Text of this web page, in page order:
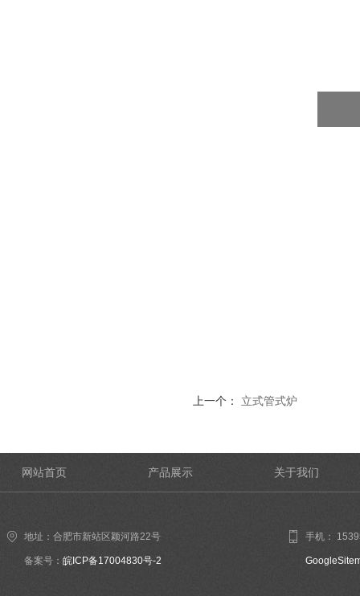
上一个： 立式管式炉
网站首页 产品展示 关于我们
地址：合肥市新站区颖河路22号
备案号： 皖ICP备17004830号-2
手机：